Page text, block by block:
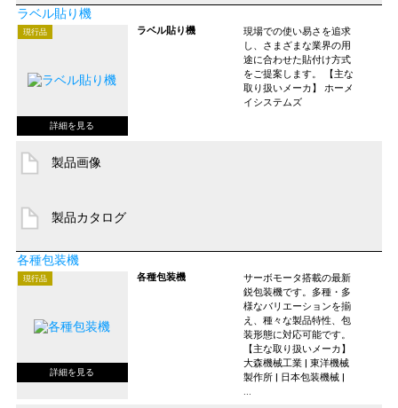
ラベル貼り機
現行品 ラベル貼り機
現場での使い易さを追求
し、さまざまな業界の用
途に合わせた貼付け方式
をご提案します。 【主な
取り扱いメーカ】 ホーメ
イシステムズ
製品画像
製品カタログ
各種包装機
現行品 各種包装機
サーボモータ搭載の最新
鋭包装機です。多種・多
様なバリエーションを揃
え、種々な製品特性、包
装形態に対応可能です。
【主な取り扱いメーカ】
大森機械工業 | 東洋機械
製作所 | 日本包装機械 |
...